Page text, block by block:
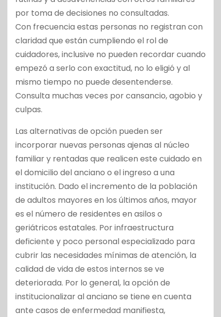
por toma de decisiones no consultadas.
Con frecuencia estas personas no registran con
claridad que están cumpliendo el rol de
cuidadores, inclusive no pueden recordar cuando
empezó a serlo con exactitud, no lo eligió y al
mismo tiempo no puede desentenderse.
Consulta muchas veces por cansancio, agobio y
culpas.
Las alternativas de opción pueden ser
incorporar nuevas personas ajenas al núcleo
familiar y rentadas que realicen este cuidado en
el domicilio del anciano o el ingreso a una
institución. Dado el incremento de la población
de adultos mayores en los últimos años, mayor
es el número de residentes en asilos o
geriátricos estatales. Por infraestructura
deficiente y poco personal especializado para
cubrir las necesidades mínimas de atención, la
calidad de vida de estos internos se ve
deteriorada. Por lo general, la opción de
institucionalizar al anciano se tiene en cuenta
ante casos de enfermedad manifiesta,